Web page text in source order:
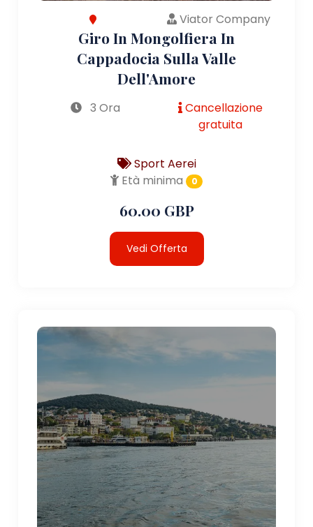
Viator Company
Giro In Mongolfiera In
Cappadocia Sulla Valle
Dell'Amore
3 Ora
Cancellazione
gratuita
Sport Aerei
Età minima
0
60.00 GBP
Vedi Offerta